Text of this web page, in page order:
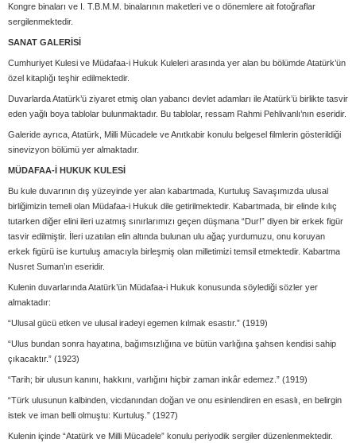
Kongre binaları ve I. T.B.M.M. binalarının maketleri ve o dönemlere ait fotoğraflar
sergilenmektedir.
SANAT GALERİSİ
Cumhuriyet Kulesi ve Müdafaa-i Hukuk Kuleleri arasında yer alan bu bölümde Atatürk’ün
özel kitaplığı teşhir edilmektedir.
Duvarlarda Atatürk’ü ziyaret etmiş olan yabancı devlet adamları ile Atatürk’ü birlikte tasvir
eden yağlı boya tablolar bulunmaktadır. Bu tablolar, ressam Rahmi Pehlivanlı’nın eseridir.
Galeride ayrıca, Atatürk, Milli Mücadele ve Anıtkabir konulu belgesel filmlerin gösterildiği
sinevizyon bölümü yer almaktadır.
MÜDAFAA-İ HUKUK KULESİ
Bu kule duvarının dış yüzeyinde yer alan kabartmada, Kurtuluş Savaşımızda ulusal
birliğimizin temeli olan Müdafaa-i Hukuk dile getirilmektedir. Kabartmada, bir elinde kılıç
tutarken diğer elini ileri uzatmış sınırlarımızı geçen düşmana “Dur!” diyen bir erkek figür
tasvir edilmiştir. İleri uzatılan elin altında bulunan ulu ağaç yurdumuzu, onu koruyan
erkek figürü ise kurtuluş amacıyla birleşmiş olan milletimizi temsil etmektedir. Kabartma
Nusret Suman’ın eseridir.
Kulenin duvarlarında Atatürk’ün Müdafaa-i Hukuk konusunda söylediği sözler yer
almaktadır:
“Ulusal gücü etken ve ulusal iradeyi egemen kılmak esastır.” (1919)
“Ulus bundan sonra hayatına, bağımsızlığına ve bütün varlığına şahsen kendisi sahip
çıkacaktır.” (1923)
“Tarih; bir ulusun kanını, hakkını, varlığını hiçbir zaman inkâr edemez.” (1919)
“Türk ulusunun kalbinden, vicdanından doğan ve onu esinlendiren en esaslı, en belirgin
istek ve iman belli olmuştu: Kurtuluş.” (1927)
Kulenin içinde “Atatürk ve Milli Mücadele” konulu periyodik sergiler düzenlenmektedir.